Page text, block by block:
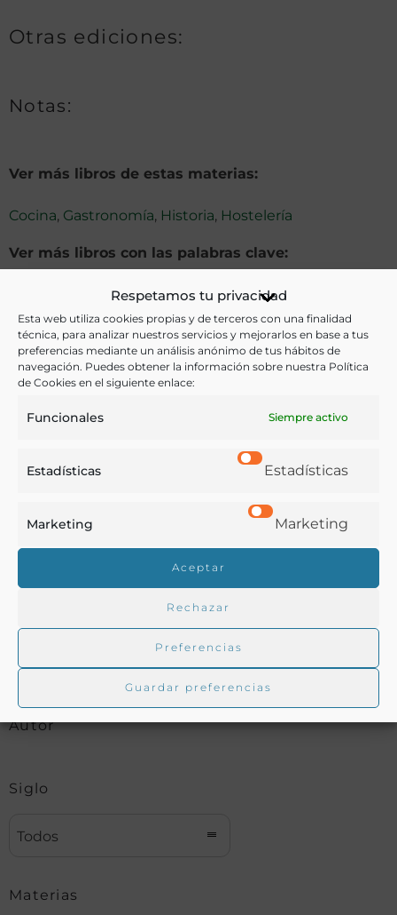
Respetamos tu privacidad
Esta web utiliza cookies propias y de terceros con una finalidad
técnica, para analizar nuestros servicios y mejorarlos en base a tus
preferencias mediante un análisis anónimo de tus hábitos de
navegación. Puedes obtener la información sobre nuestra Política
de Cookies en el siguiente enlace:
Funcionales Siempre activo
Estadísticas Estadísticas
Marketing Marketing
Aceptar
Rechazar
Preferencias
Guardar preferencias
Otras ediciones:
Notas:
Ver más libros de estas materias:
Cocina, Gastronomía, Historia, Hostelería
Ver más libros con las palabras clave:
Cocina rural,Imágenes,Locales
COMPARTIR
Buscar en la biblioteca
Autor
Siglo
Todos
Materias